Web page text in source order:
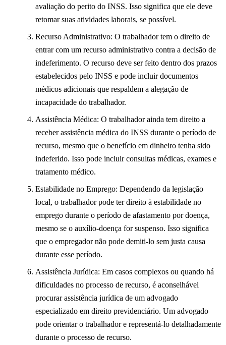
avaliação do perito do INSS. Isso significa que ele deve
retomar suas atividades laborais, se possível.
Recurso Administrativo: O trabalhador tem o direito de
entrar com um recurso administrativo contra a decisão de
indeferimento. O recurso deve ser feito dentro dos prazos
estabelecidos pelo INSS e pode incluir documentos
médicos adicionais que respaldem a alegação de
incapacidade do trabalhador.
Assistência Médica: O trabalhador ainda tem direito a
receber assistência médica do INSS durante o período de
recurso, mesmo que o benefício em dinheiro tenha sido
indeferido. Isso pode incluir consultas médicas, exames e
tratamento médico.
Estabilidade no Emprego: Dependendo da legislação
local, o trabalhador pode ter direito à estabilidade no
emprego durante o período de afastamento por doença,
mesmo se o auxílio-doença for suspenso. Isso significa
que o empregador não pode demiti-lo sem justa causa
durante esse período.
Assistência Jurídica: Em casos complexos ou quando há
dificuldades no processo de recurso, é aconselhável
procurar assistência jurídica de um advogado
especializado em direito previdenciário. Um advogado
pode orientar o trabalhador e representá-lo detalhadamente
durante o processo de recurso.